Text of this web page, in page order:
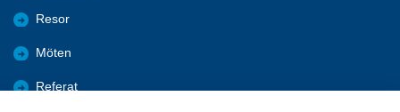
Resor
Möten
Referat